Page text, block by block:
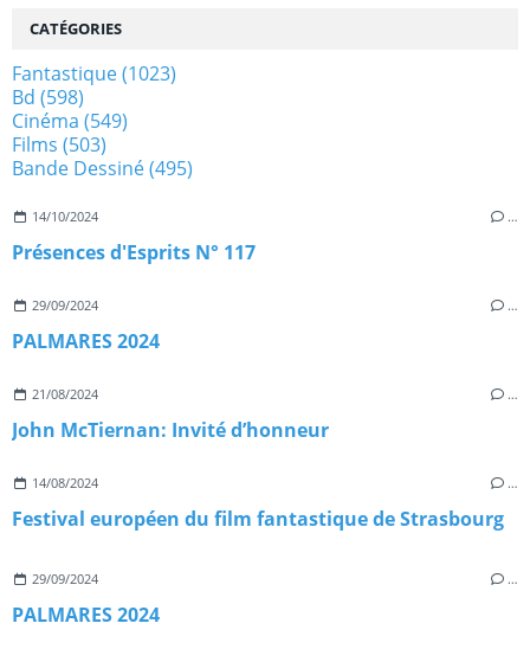
14/10/2024 …
Présences d'Esprits N° 117
29/09/2024 …
PALMARES 2024
21/08/2024 …
John McTiernan: Invité d’honneur
14/08/2024 …
Festival européen du film fantastique de Strasbourg
29/09/2024 …
PALMARES 2024
CATÉGORIES
Fantastique(1023)
Bd (598)
Cinéma (549)
Films (503)
Bande Dessiné(495)